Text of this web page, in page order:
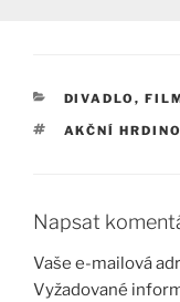
RUBRIKY
DIVADLO,
ŠTÍTKY
AKČNÍ
Napsat
Vaše e-mailová
Vyžadované